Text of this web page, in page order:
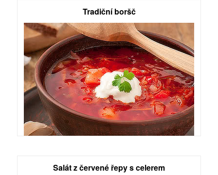
Tradiční boršč
Salát z červené řepy s celerem